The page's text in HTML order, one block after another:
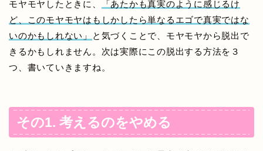
モヤモヤしたときに、
「あたかも真実のように感じるけ
ど、このモヤモヤはもしかしたら単なるエゴで真実ではな
いのかもしれない」
と気づくことで、モヤモヤから脱出で
きるかもしれません。次は実際にこの脱出する方法を３
つ、書いていきますね。
その1. 考えるのをやめる